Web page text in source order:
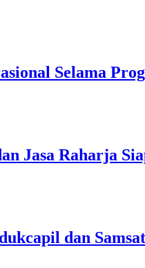
Selama
Jasa Raharja
dan